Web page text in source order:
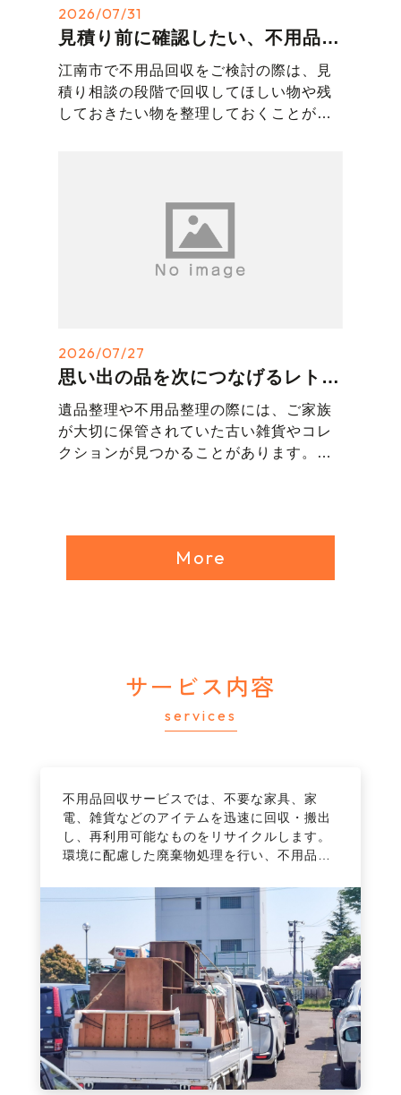
ら進められる当店へお気軽にご相談くだ
さい。
2026/07/31
見積り前に確認したい、不用品回収の相談ポイントとは
江南市で不用品回収をご検討の際は、見
積り相談の段階で回収してほしい物や残
しておきたい物を整理しておくことが大
収、解体工事まで幅広く対応しており、
事前の打ち合わせで作業範囲を確認しな
がら進めています。
また、レトロな古道具や再利用できる品
見積り時に回収品の量や搬出環境を共有
していただくことで、よりスムーズなご
江南市で遺品整理や不用品回収、解体工
事をご検討中の方は、まずはお気軽に“ひ
ょうたん島”へご相談ください。
2026/07/27
思い出の品を次につなげるレトロ品買取のご相談について
遺品整理や不用品整理の際には、ご家族
が大切に保管されていた古い雑貨やコレ
クションが見つかることがあります。
当店はリサイクルショップとして、価値
あるレトロ品を丁寧に査定し、次の方へ
思い出の詰まったお品物を丁寧に取り扱
うことを心がけておりますので、お家の
More
サービス内容
services
“ひょうたん島”の買取サービスでは、ブラン
ド品、古道具、コレクションアイテムなど、
価値のあるアイテムを公正な価格で買い取り
ます。
行振り込みいたします。
不要なものを価値あるものに変え、新たな資
金を得るチャンスです。
“ひょうたん島”の遺品整理サービスは、故人
の遺品を尊重しながら整理し、お客様の負担
を軽減することが可能です。
専門知識を持つスタッフが、丁寧な打ち合わ
えるアイテムの買取、不要品の適切な処分を
お客様のスケジュールに合わせて柔軟に対応
し、感情的な負担を軽減しながら、遺品整理
をサポートします。
不用品回収サービスでは、不要な家具、家
電、雑貨などのアイテムを迅速に回収・搬出
し、再利用可能なものをリサイクルします。
環境に配慮した廃棄物処理を行い、不用品の
間を手に入れましょう。
“ひょうたん島”の買取サービスでは、ブラン
ド品、古道具、コレクションアイテムなど、
価値のあるアイテムを公正な価格で買い取り
ます。
行振り込みいたします。
不要なものを価値あるものに変え、新たな資
金を得るチャンスです。
“ひょうたん島”の遺品整理サービスは、故人
の遺品を尊重しながら整理し、お客様の負担
を軽減することが可能です。
専門知識を持つスタッフが、丁寧な打ち合わ
えるアイテムの買取、不要品の適切な処分を
お客様のスケジュールに合わせて柔軟に対応
し、感情的な負担を軽減しながら、遺品整理
をサポートします。